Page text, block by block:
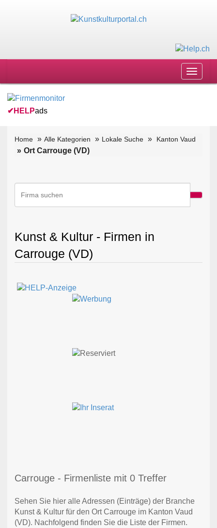
Toggle
✔ HELPads
Home Alle Kategorien Lokale Suche Kanton Vaud
Ort Carrouge (VD)
Kunst & Kultur - Firmen in
Carrouge (VD)
Carrouge - Firmenliste mit 0 Treffer
Sehen Sie hier alle Adressen (Einträge) der Branche
Kunst & Kultur für den Ort Carrouge im Kanton Vaud
(VD). Nachfolgend finden Sie die Liste der Firmen.